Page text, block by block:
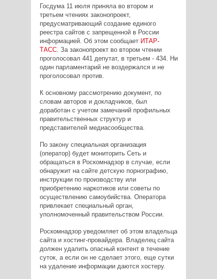
Госдума 11 июля приняла во втором и
третьем чтениях законопроект,
предусматривающий создание единого
реестра сайтов с запрещенной в России
информацией. Об этом сообщает ИТАР-
ТАСС. За законопроект во втором чтении
проголосовал 441 депутат, в третьем - 434. Ни
один парламентарий не воздержался и не
проголосовал против.
К основному рассмотрению документ, по
словам авторов и докладчиков, был
доработан с учетом замечаний профильных
правительственных структур и
представителей медиасообщества.
По закону специальная организация
(оператор) будет мониторить Сеть и
обращаться в Роскомнадзор в случае, если
обнаружит на сайте детскую порнографию,
инструкции по производству или
приобретению наркотиков или советы по
осуществлению самоубийства. Оператора
привлекает специальный орган,
уполномоченный правительством России.
Роскомнадзор уведомляет об этом владельца
сайта и хостинг-провайдера. Владелец сайта
должен удалить опасный контент в течение
суток, а если он не сделает этого, еще сутки
на удаление информации даются хостеру.